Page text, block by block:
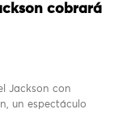
cobrará
Jackson con
un espectáculo